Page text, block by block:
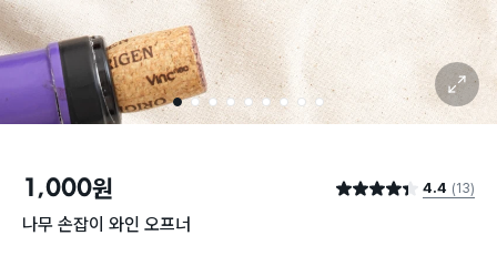
1 2 3 4 5 6 7 8 9
확대 보기
1,000원 별점 4.4점 4.4 (13)
나무 손잡이 와인 오프너